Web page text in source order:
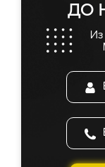
ДО